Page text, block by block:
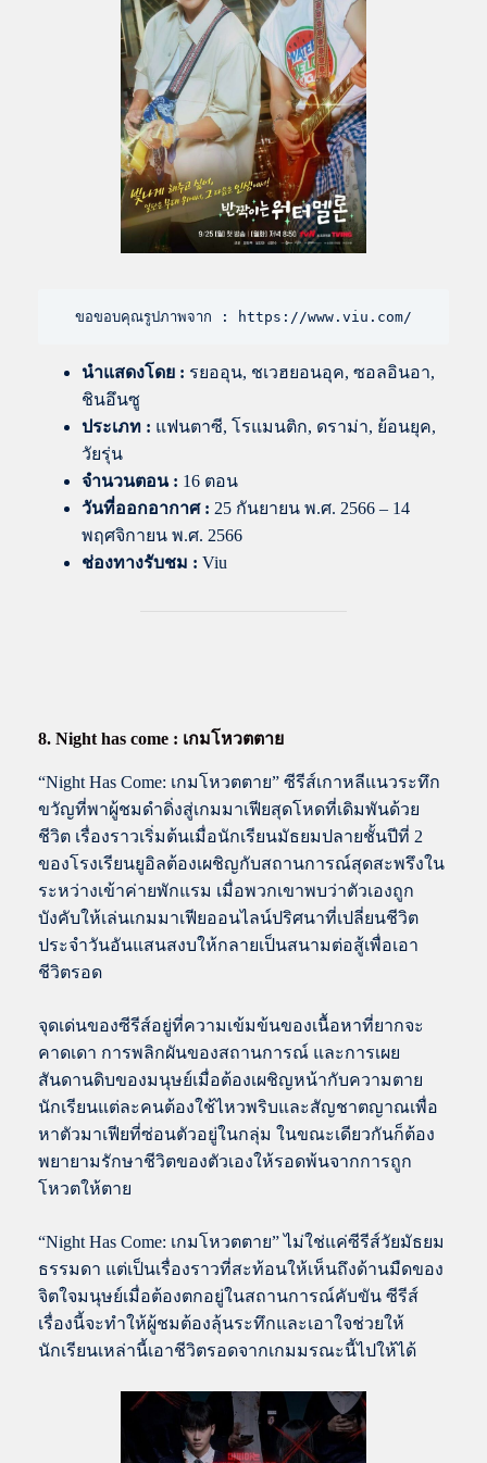
ขอขอบคุณรูปภาพจาก : https://www.viu.com/
นำแสดงโดย : รยออุน, ชเวฮยอนอุค, ซอลอินอา,
ชินอึนซู
ประเภท : แฟนตาซี, โรแมนติก, ดราม่า, ย้อนยุค,
วัยรุ่น
จำนวนตอน : 16 ตอน
วันที่ออกอากาศ : 25 กันยายน พ.ศ. 2566 – 14
พฤศจิกายน พ.ศ. 2566
ช่องทางรับชม : Viu
8. Night has come : เกมโหวตตาย
“Night Has Come: เกมโหวตตาย” ซีรีส์เกาหลีแนวระทึก
ขวัญที่พาผู้ชมดำดิ่งสู่เกมมาเฟียสุดโหดที่เดิมพันด้วย
ชีวิต เรื่องราวเริ่มต้นเมื่อนักเรียนมัธยมปลายชั้นปีที่ 2
ของโรงเรียนยูอิลต้องเผชิญกับสถานการณ์สุดสะพรึงใน
ระหว่างเข้าค่ายพักแรม เมื่อพวกเขาพบว่าตัวเองถูก
บังคับให้เล่นเกมมาเฟียออนไลน์ปริศนาที่เปลี่ยนชีวิต
ประจำวันอันแสนสงบให้กลายเป็นสนามต่อสู้เพื่อเอา
ชีวิตรอด
จุดเด่นของซีรีส์อยู่ที่ความเข้มข้นของเนื้อหาที่ยากจะ
คาดเดา การพลิกผันของสถานการณ์ และการเผย
สันดานดิบของมนุษย์เมื่อต้องเผชิญหน้ากับความตาย
นักเรียนแต่ละคนต้องใช้ไหวพริบและสัญชาตญาณเพื่อ
หาตัวมาเฟียที่ซ่อนตัวอยู่ในกลุ่ม ในขณะเดียวกันก็ต้อง
พยายามรักษาชีวิตของตัวเองให้รอดพ้นจากการถูก
โหวตให้ตาย
“Night Has Come: เกมโหวตตาย” ไม่ใช่แค่ซีรีส์วัยมัธยม
ธรรมดา แต่เป็นเรื่องราวที่สะท้อนให้เห็นถึงด้านมืดของ
จิตใจมนุษย์เมื่อต้องตกอยู่ในสถานการณ์คับขัน ซีรีส์
เรื่องนี้จะทำให้ผู้ชมต้องลุ้นระทึกและเอาใจช่วยให้
นักเรียนเหล่านี้เอาชีวิตรอดจากเกมมรณะนี้ไปให้ได้